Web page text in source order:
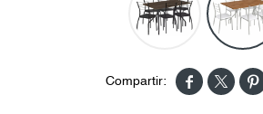
  